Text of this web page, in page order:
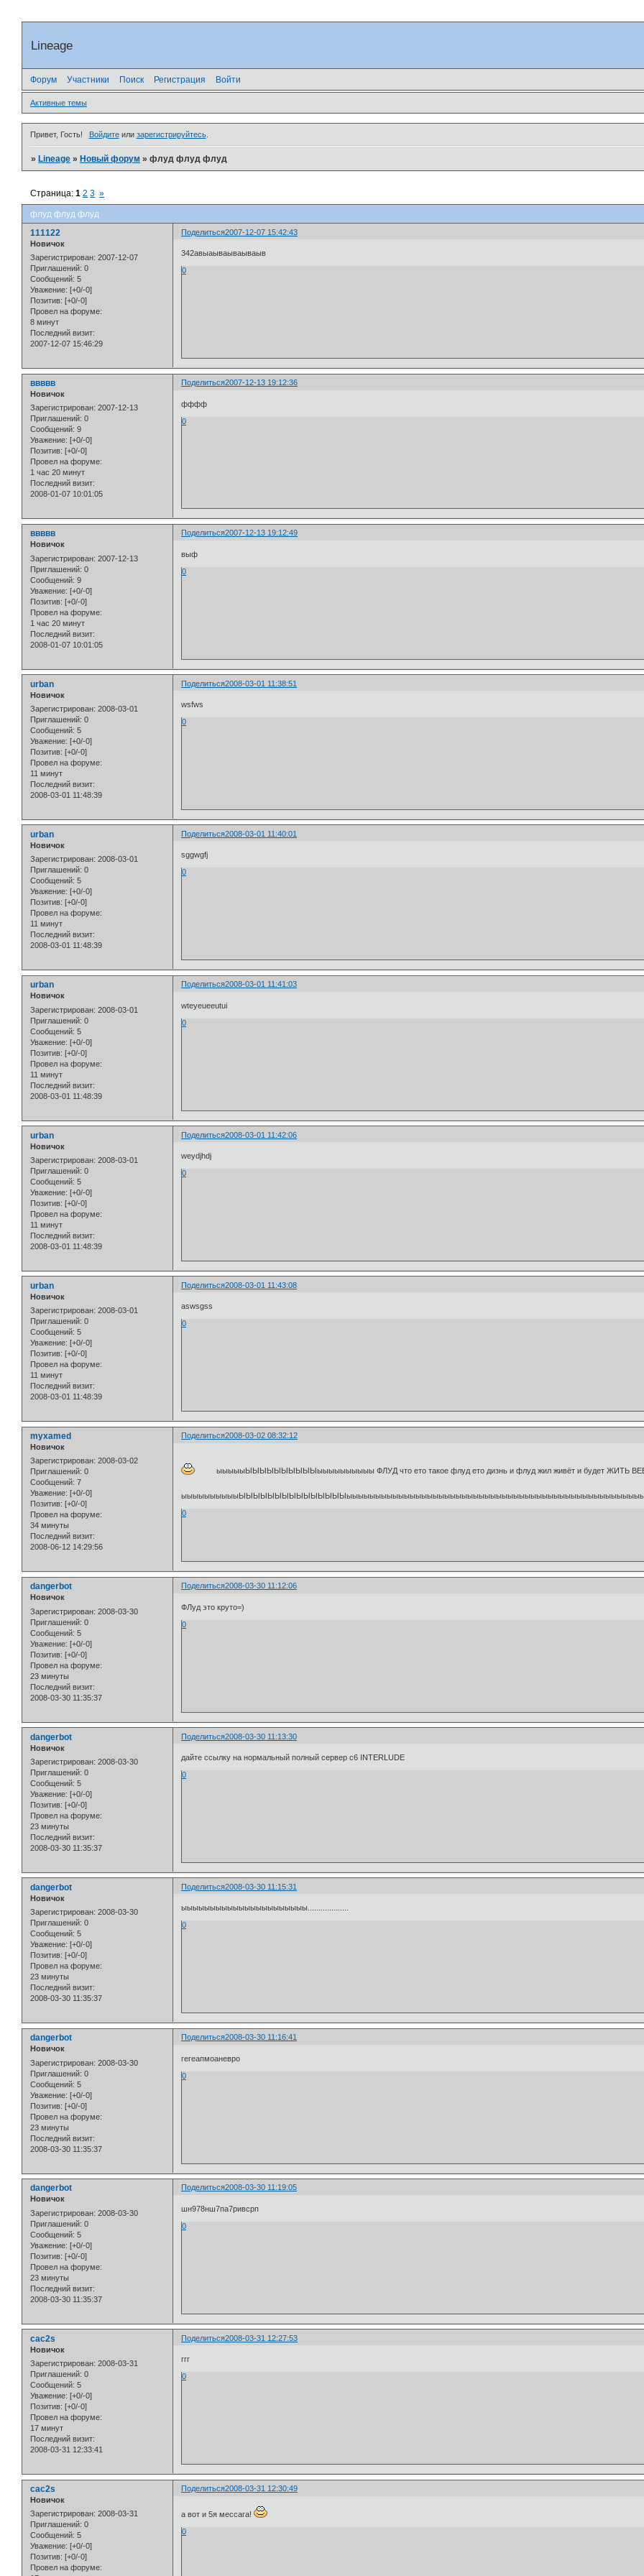
Lineage
Форум Участники Поиск Регистрация Войти
Активные темы
Привет, Гость! Войдитеили зарегистрируйтесь.
»Lineage »Новый форум »флуд флуд флуд
флуд флуд флуд
Страница:1 2 3 »
Поделиться2007-12-07 15:42:43
111122
Новичок
Зарегистрирован: 2007-12-07
Приглашений: 0
Сообщений: 5
Уважение: [+0/-0]
Позитив: [+0/-0]
Провел на форуме:
8 минут
Последний визит:
2007-12-07 15:46:29
342авыаываываываыв
0
Поделиться2007-12-13 19:12:36
ввввв
Новичок
Зарегистрирован: 2007-12-13
Приглашений: 0
Сообщений: 9
Уважение: [+0/-0]
Позитив: [+0/-0]
Провел на форуме:
1 час 20 минут
Последний визит:
2008-01-07 10:01:05
фффф
0
Поделиться2007-12-13 19:12:49
ввввв
Новичок
Зарегистрирован: 2007-12-13
Приглашений: 0
Сообщений: 9
Уважение: [+0/-0]
Позитив: [+0/-0]
Провел на форуме:
1 час 20 минут
Последний визит:
2008-01-07 10:01:05
выф
0
Поделиться2008-03-01 11:38:51
urban
Новичок
Зарегистрирован: 2008-03-01
Приглашений: 0
Сообщений: 5
Уважение: [+0/-0]
Позитив: [+0/-0]
Провел на форуме:
11 минут
Последний визит:
2008-03-01 11:48:39
wsfws
0
Поделиться2008-03-01 11:40:01
urban
Новичок
Зарегистрирован: 2008-03-01
Приглашений: 0
Сообщений: 5
Уважение: [+0/-0]
Позитив: [+0/-0]
Провел на форуме:
11 минут
Последний визит:
2008-03-01 11:48:39
sggwgfj
0
Поделиться2008-03-01 11:41:03
urban
Новичок
Зарегистрирован: 2008-03-01
Приглашений: 0
Сообщений: 5
Уважение: [+0/-0]
Позитив: [+0/-0]
Провел на форуме:
11 минут
Последний визит:
2008-03-01 11:48:39
wteyeueeutui
0
Поделиться2008-03-01 11:42:06
urban
Новичок
Зарегистрирован: 2008-03-01
Приглашений: 0
Сообщений: 5
Уважение: [+0/-0]
Позитив: [+0/-0]
Провел на форуме:
11 минут
Последний визит:
2008-03-01 11:48:39
weydjhdj
0
Поделиться2008-03-01 11:43:08
urban
Новичок
Зарегистрирован: 2008-03-01
Приглашений: 0
Сообщений: 5
Уважение: [+0/-0]
Позитив: [+0/-0]
Провел на форуме:
11 минут
Последний визит:
2008-03-01 11:48:39
aswsgss
0
Поделиться2008-03-02 08:32:12
myxamed
Новичок
Зарегистрирован: 2008-03-02
Приглашений: 0
Сообщений: 7
Уважение: [+0/-0]
Позитив: [+0/-0]
Провел на форуме:
34 минуты
Последний визит:
2008-06-12 14:29:56
ыыыыыЫЫЫЫЫЫЫЫЫЫыыыыыыыыыы ФЛУД что ето такое флуд ето дизнь и флуд жил живёт и будет ЖИТЬ
0
Поделиться2008-03-30 11:12:06
dangerbot
Новичок
Зарегистрирован: 2008-03-30
Приглашений: 0
Сообщений: 5
Уважение: [+0/-0]
Позитив: [+0/-0]
Провел на форуме:
23 минуты
Последний визит:
2008-03-30 11:35:37
ФЛуд это круто=)
0
Поделиться2008-03-30 11:13:30
dangerbot
Новичок
Зарегистрирован: 2008-03-30
Приглашений: 0
Сообщений: 5
Уважение: [+0/-0]
Позитив: [+0/-0]
Провел на форуме:
23 минуты
Последний визит:
2008-03-30 11:35:37
дайте ссылку на нормальный полный сервер с6 INTERLUDE
0
Поделиться2008-03-30 11:15:31
dangerbot
Новичок
Зарегистрирован: 2008-03-30
Приглашений: 0
Сообщений: 5
Уважение: [+0/-0]
Позитив: [+0/-0]
Провел на форуме:
23 минуты
Последний визит:
2008-03-30 11:35:37
ыыыыыыыыыыыыыыыыыыыыыы...................
0
Поделиться2008-03-30 11:16:41
dangerbot
Новичок
Зарегистрирован: 2008-03-30
Приглашений: 0
Сообщений: 5
Уважение: [+0/-0]
Позитив: [+0/-0]
Провел на форуме:
23 минуты
Последний визит:
2008-03-30 11:35:37
гегеапмоаневро
0
Поделиться2008-03-30 11:19:05
dangerbot
Новичок
Зарегистрирован: 2008-03-30
Приглашений: 0
Сообщений: 5
Уважение: [+0/-0]
Позитив: [+0/-0]
Провел на форуме:
23 минуты
Последний визит:
2008-03-30 11:35:37
шн978нш7па7ривсрп
0
Поделиться2008-03-31 12:27:53
cac2s
Новичок
Зарегистрирован: 2008-03-31
Приглашений: 0
Сообщений: 5
Уважение: [+0/-0]
Позитив: [+0/-0]
Провел на форуме:
17 минут
Последний визит:
2008-03-31 12:33:41
ггг
0
Поделиться2008-03-31 12:30:49
cac2s
Новичок
Зарегистрирован: 2008-03-31
Приглашений: 0
Сообщений: 5
Уважение: [+0/-0]
Позитив: [+0/-0]
Провел на форуме:
а вот и 5я мессага!
0